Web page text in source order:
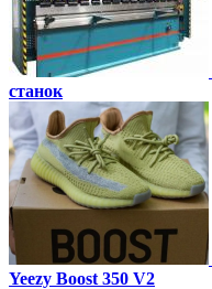
станок
Yeezy Boost 350 V2